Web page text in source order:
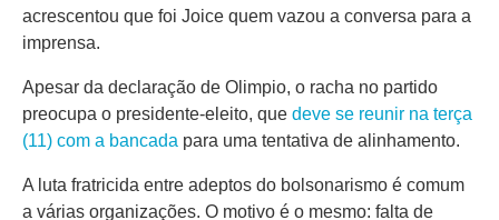
acrescentou que foi Joice quem vazou a conversa para a
imprensa.
Apesar da declaração de Olimpio, o racha no partido
preocupa o presidente-eleito, que deve se reunir na terça
(11) com a bancada para uma tentativa de alinhamento.
A luta fratricida entre adeptos do bolsonarismo é comum
a várias organizações. O motivo é o mesmo: falta de